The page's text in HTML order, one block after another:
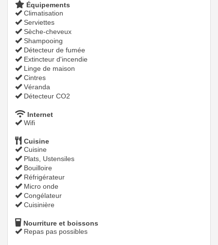
Équipements
Climatisation
Serviettes
Sèche-cheveux
Shampooing
Détecteur de fumée
Extincteur d'incendie
Linge de maison
Cintres
Véranda
Détecteur CO2
Internet
Wifi
Cuisine
Cuisine
Plats, Ustensiles
Bouilloire
Réfrigérateur
Micro onde
Congélateur
Cuisinière
Nourriture et boissons
Repas pas possibles